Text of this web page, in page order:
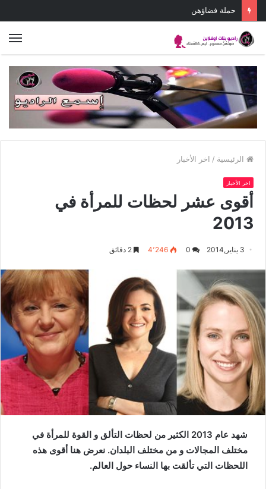
حملة فضاؤهن
الرئيسية / اخر الأخبار
اخر الأخبار
أقوى عشر لحظات للمرأة في
2013
3 يناير,2014 0 4٬246
شهد عام 2013 الكثير من لحظات التألق و القوة للمرأة في
مختلف المجالات و من مختلف البلدان. نعرض هنا أقوى هذه
اللحظات التي تألقت بها النساء حول العالم.